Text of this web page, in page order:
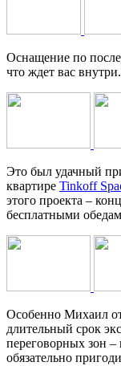
Оснащение по
что ждет вас внутри.
Это был удачный
квартире Tinkoff
этого проекта –
бесплатными
Особенно Михаил
длительный срок
переговорных зон
обязательно